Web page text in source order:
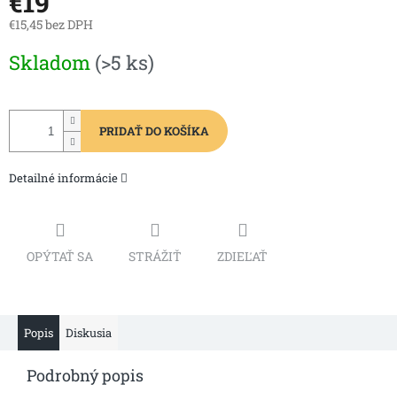
€15,45 bez DPH
cena:
Skladom (>5 ks)
PRIDAŤ DO KOŠÍKA
Detailné informácie
OPÝTAŤ SA STRÁŽIŤ ZDIEĽAŤ
Popis Diskusia
Podrobný popis